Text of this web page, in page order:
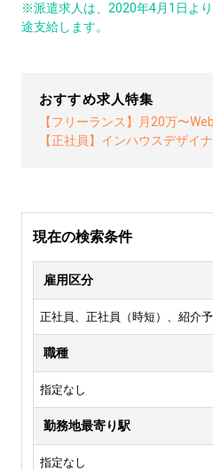
※派遣求人は、2020年4月1日よ
途支給します。
おすすめ求人特集
【フリーランス】月20万〜
【正社員】インハウスデザイ
現在の検索条件
雇用区分
正社員、正社員（時短）、紹介
職種
指定なし
勤務地最寄り駅
指定なし